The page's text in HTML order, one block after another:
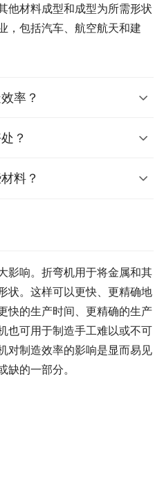
他材料成型和成型为所需形状
，包括汽车、航空航天和建
率？
？
料？
影响。折弯机用于将金属和其
状。这样可以更快、更精确地
快的生产时间、更精确的生产
也可用于制造手工难以或不可
对制造效率的影响是显而易见
缺的一部分。